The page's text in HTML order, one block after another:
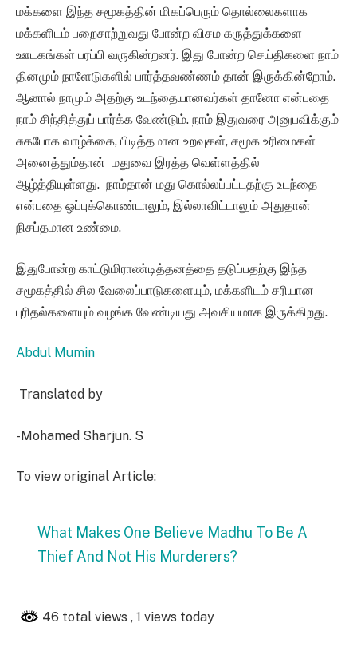
மக்களை இந்த சமூகத்தின் மிகப்பெரும் தொல்லைகளாக
மக்களிடம் பறைசாற்றுவது போன்ற விசம கருத்துக்களை
ஊடகங்கள் பரப்பி வருகின்றனர். இது போன்ற செய்திகளை நாம்
தினமும் நாளேடுகளில் பார்த்தவண்ணம் தான் இருக்கின்றோம்.
ஆனால் நாமும் அதற்கு உடந்தையானவர்கள் தானோ என்பதை
நாம் சிந்தித்துப் பார்க்க வேண்டும். நாம் இதுவரை அனுபவிக்கும்
சுகபோக வாழ்க்கை, பிடித்தமான உறவுகள், சமூக உரிமைகள்
அனைத்தும்தான் மதுவை இரத்த வெள்ளத்தில்
ஆழ்த்தியுள்ளது. நாம்தான் மது கொல்லப்பட்டதற்கு உடந்தை
என்பதை ஒப்புக்கொண்டாலும், இல்லாவிட்டாலும் அதுதான்
நிசப்தமான உண்மை.
இதுபோன்ற காட்டுமிராண்டித்தனத்தை தடுப்பதற்கு இந்த
சமூகத்தில் சில வேலைப்பாடுகளையும், மக்களிடம் சரியான
புரிதல்களையும் வழங்க வேண்டியது அவசியமாக இருக்கிறது.
Abdul Mumin
Translated by
-Mohamed Sharjun. S
To view original Article:
What Makes One Believe Madhu To Be A
Thief And Not His Murderers?
46 total views , 1 views today